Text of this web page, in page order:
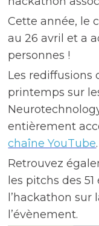
Cette année, le
au 26 avril et a
personnes !
Les rediffusions
printemps sur
entièrement
chaîne YouTube.
Retrouvez
les pitchs des
l’hackathon sur
l’évènement.